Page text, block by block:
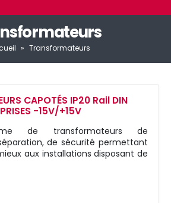
» Transformateurs
CAPOTÉS IP20 Rail DIN
-15V/+15V
de transformateurs de
de sécurité permettant
aux installations disposant de